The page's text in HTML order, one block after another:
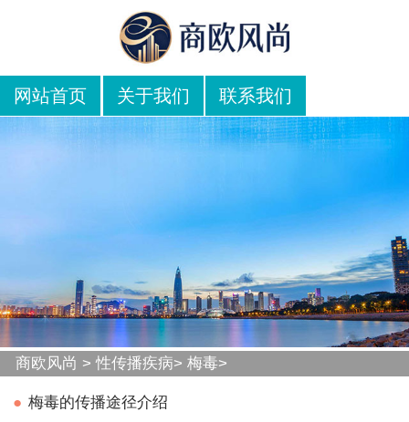
网站首页 关于我们 联系我们
商欧风尚 >性传播疾病> 梅毒>
● 梅毒的传播途径介绍